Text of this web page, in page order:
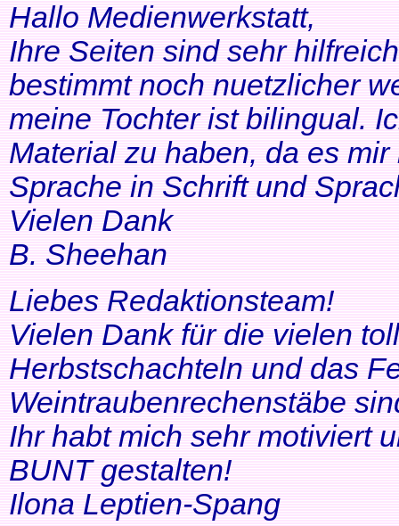
Hallo Medienwerkstatt,
Ihre Seiten sind sehr
bestimmt noch nuetzlicher
meine Tochter ist bilingual.
Material zu haben, da es
Sprache in Schrift und
Vielen Dank
B. Sheehan
Liebes Redaktionsteam!
Vielen Dank für die vielen
Herbstschachteln und das
Weintraubenrechenstäbe
Ihr habt mich sehr motiviert
BUNT gestalten!
Ilona Leptien-Spang